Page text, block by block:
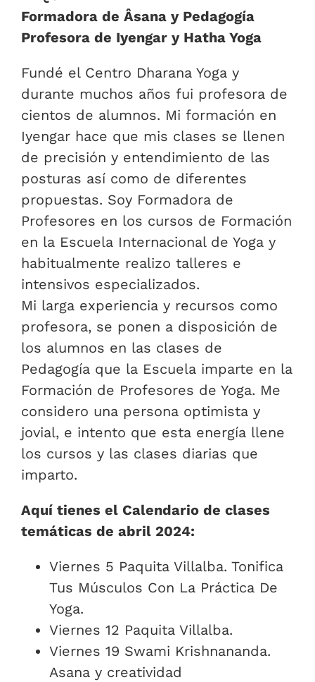
Formadora de Âsana y Pedagogía
Profesora de Iyengar y Hatha Yoga
Fundé el Centro Dharana Yoga y
durante muchos años fui profesora de
cientos de alumnos. Mi formación en
Iyengar hace que mis clases se llenen
de precisión y entendimiento de las
posturas así como de diferentes
propuestas. Soy Formadora de
Profesores en los cursos de Formación
en la Escuela Internacional de Yoga y
habitualmente realizo talleres e
intensivos especializados.
Mi larga experiencia y recursos como
profesora, se ponen a disposición de
los alumnos en las clases de
Pedagogía que la Escuela imparte en la
Formación de Profesores de Yoga. Me
considero una persona optimista y
jovial, e intento que esta energía llene
los cursos y las clases diarias que
imparto.
Aquí tienes el Calendario de clases
temáticas de abril 2024:
Viernes 5 Paquita Villalba. Tonifica
Tus Músculos Con La Práctica De
Yoga.
Viernes 12 Paquita Villalba.
Viernes 19 Swami Krishnananda.
Asana y creatividad